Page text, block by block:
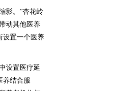
影。”杏花岭
动其他医养
设置一个医养
设置医疗延
养结合服